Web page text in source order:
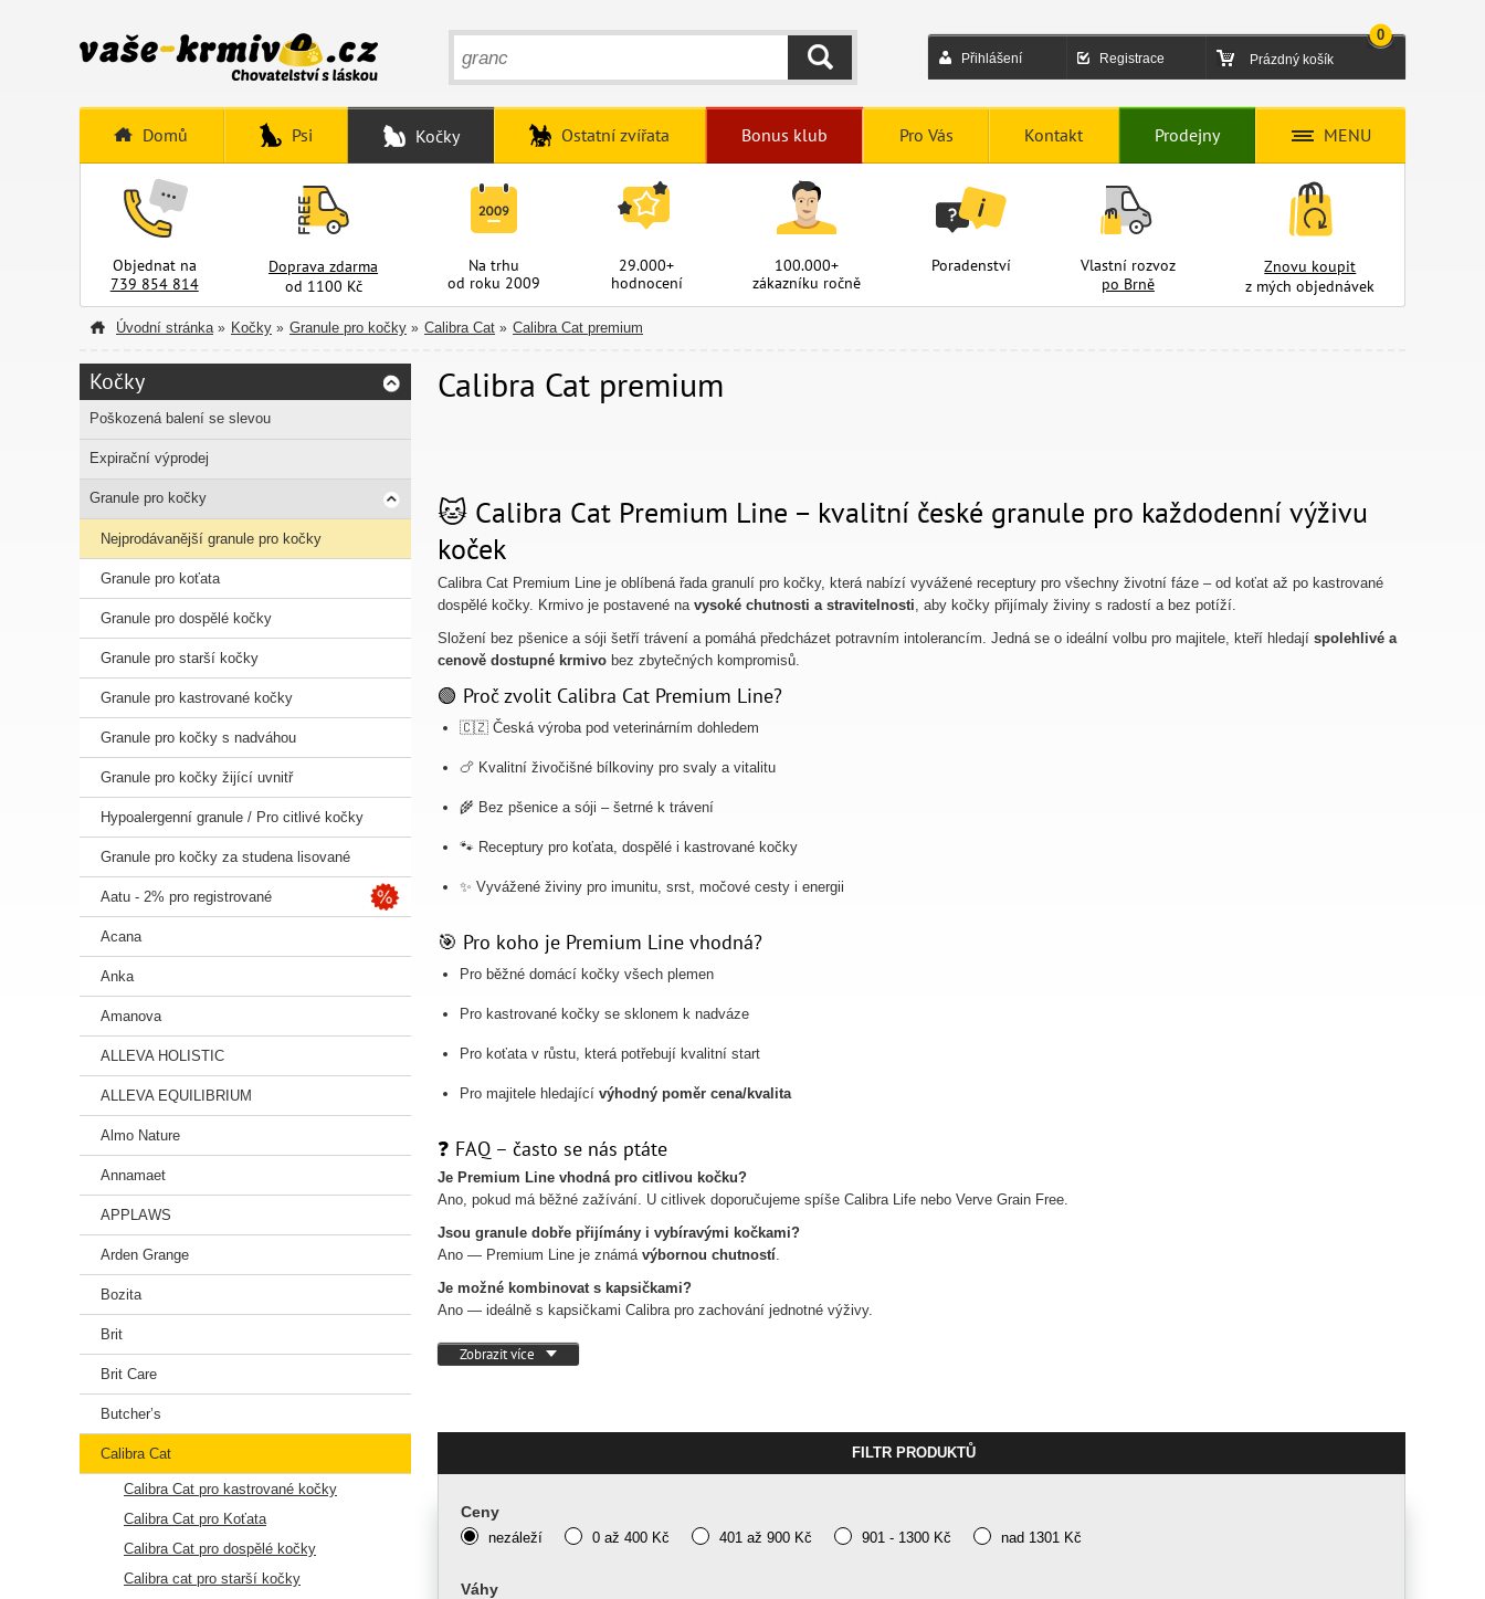
Přihlášení Registrace Prázdný košík
0
HLEDAT
Domů Psi Kočky Ostatní zvířata Bonus klub Pro Vás Kontakt Prodejny MENU
Objednat na
739 854 814
Doprava zdarma
od 1100 Kč
Na trhu
od roku 2009
29.000+
hodnocení
100.000+
zákazníku ročně
Poradenství
Vlastní rozvoz
po Brně
Znovu koupit
z mých objednávek
Úvodní stránka » Kočky » Granule pro kočky » Calibra Cat » Calibra Cat premium
Calibra Cat premium
🐱 Calibra Cat Premium Line – kvalitní české granule pro každodenní výživu
koček
Calibra Cat Premium Line je oblíbená řada granulí pro kočky, která nabízí vyvážené receptury pro všechny životní fáze – od koťat až po kastrované
dospělé kočky. Krmivo je postavené na vysoké chutnosti a stravitelnosti, aby kočky přijímaly živiny s radostí a bez potíží.
Složení bez pšenice a sóji šetří trávení a pomáhá předcházet potravním intolerancím. Jedná se o ideální volbu pro majitele, kteří hledají spolehlivé a
cenově dostupné krmivo bez zbytečných kompromisů.
🟢 Proč zvolit Calibra Cat Premium Line?
🇨🇿 Česká výroba pod veterinárním dohledem
🍗 Kvalitní živočišné bílkoviny pro svaly a vitalitu
🌾 Bez pšenice a sóji – šetrné k trávení
🐾 Receptury pro koťata, dospělé i kastrované kočky
✨ Vyvážené živiny pro imunitu, srst, močové cesty i energii
🎯 Pro koho je Premium Line vhodná?
Pro běžné domácí kočky všech plemen
Pro kastrované kočky se sklonem k nadváze
Pro koťata v růstu, která potřebují kvalitní start
Pro majitele hledající výhodný poměr cena/kvalita
❓ FAQ – často se nás ptáte
Je Premium Line vhodná pro citlivou kočku?
Ano, pokud má běžné zažívání. U citlivek doporučujeme spíše Calibra Life nebo Verve Grain Free.
Jsou granule dobře přijímány i vybíravými kočkami?
Ano — Premium Line je známá výbornou chutností.
Je možné kombinovat s kapsičkami?
Ano — ideálně s kapsičkami Calibra pro zachování jednotné výživy.
Zobrazit více
FILTR PRODUKTŮ
Ceny
nezáleží 0 až 400 Kč 401 až 900 Kč 901 - 1300 Kč nad 1301 Kč
Váhy
Kočky
Poškozená balení se slevou
Expirační výprodej
Granule pro kočky
Nejprodávanější granule pro kočky
Granule pro koťata
Granule pro dospělé kočky
Granule pro starší kočky
Granule pro kastrované kočky
Granule pro kočky s nadváhou
Granule pro kočky žijící uvnitř
Hypoalergenní granule / Pro citlivé kočky
Granule pro kočky za studena lisované
Aatu - 2% pro registrované
Acana
Anka
Amanova
ALLEVA HOLISTIC
ALLEVA EQUILIBRIUM
Almo Nature
Annamaet
APPLAWS
Arden Grange
Bozita
Brit
Brit Care
Butcher’s
Calibra Cat
Calibra Cat pro kastrované kočky
Calibra Cat pro Koťata
Calibra Cat pro dospělé kočky
Calibra cat pro starší kočky